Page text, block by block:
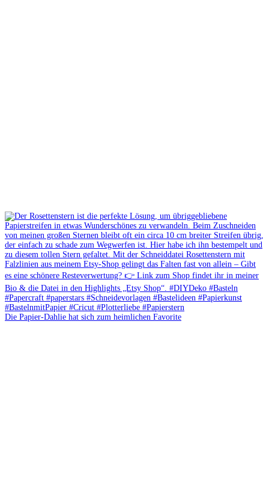
Die Papier-Dahlie hat sich zum heimlichen Favorite